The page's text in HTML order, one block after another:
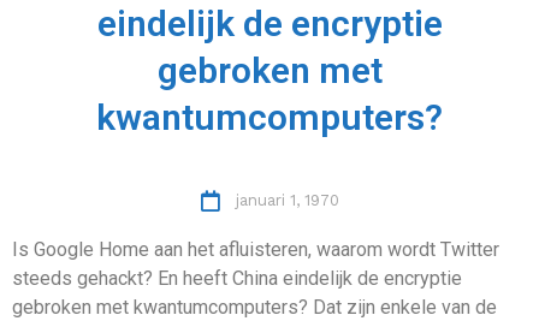
eindelijk de encryptie
gebroken met
kwantumcomputers?
januari 1, 1970
Is Google Home aan het afluisteren, waarom wordt Twitter
steeds gehackt? En heeft China eindelijk de encryptie
gebroken met kwantumcomputers? Dat zijn enkele van de